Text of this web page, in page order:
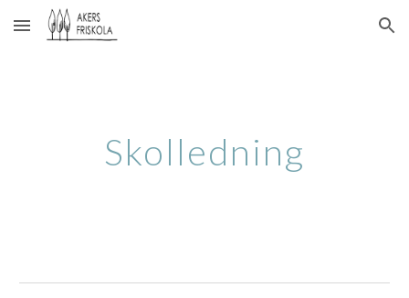
Skip to main content Skip to navigation
Skolledning